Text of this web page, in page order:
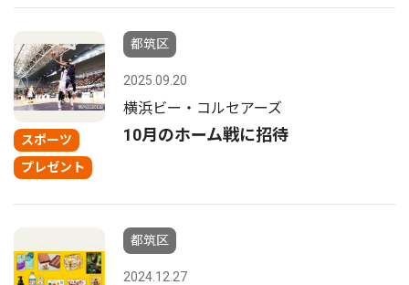
スポーツ
プレゼント
都筑区
2025.09.20
横浜ビー・コルセアーズ
10月のホーム戦に招待
都筑区
2024.12.27